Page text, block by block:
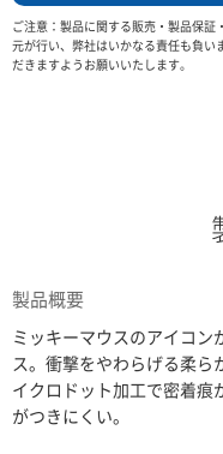
ご注意：製品に関する販売・製品保
元が行い、弊社はいかなる責任も負い
だきますようお願いいたします。
製品概要
ミッキーマウスのアイコン
ス。衝撃をやわらげる柔ら
イクロドット加工で密着痕
がつきにくい。